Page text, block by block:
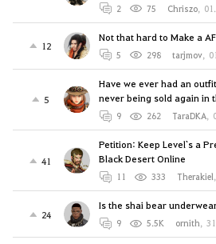
2 75 Chriszo,
12
Not that hard to Make a
5 298 tarjmov,
5
Have we ever had an
never being sold again in
9 262 TaraDKA,
41
Petition: Keep Level`s a
Black Desert Online
11 333 Therakiel,
24
Is the shai bear
9 5.5K ornith,